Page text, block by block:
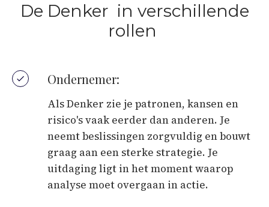
De Denker in verschillende
rollen
Ondernemer:
Als Denker zie je patronen, kansen en
risico's vaak eerder dan anderen. Je
neemt beslissingen zorgvuldig en bouwt
graag aan een sterke strategie. Je
uitdaging ligt in het moment waarop
analyse moet overgaan in actie.